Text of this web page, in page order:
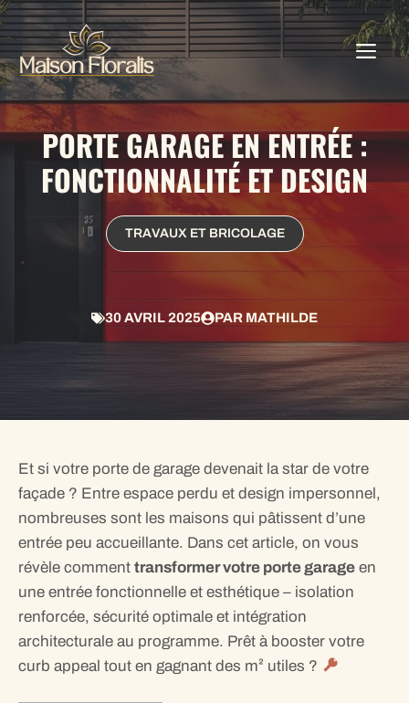
Aller
au
contenu
PORTE GARAGE EN ENTRÉE :
FONCTIONNALITÉ ET DESIGN
TRAVAUX ET BRICOLAGE
30 AVRIL 2025 PAR MATHILDE
Et si votre porte de garage devenait la star de votre
façade ? Entre espace perdu et design impersonnel,
nombreuses sont les maisons qui pâtissent d’une
entrée peu accueillante. Dans cet article, on vous
révèle comment transformer votre porte garage en
une entrée fonctionnelle et esthétique – isolation
renforcée, sécurité optimale et intégration
architecturale au programme. Prêt à booster votre
curb appeal tout en gagnant des m² utiles ?